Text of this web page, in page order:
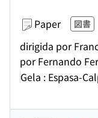
Paper 図書
dirigida por
por Fernando
Gela : Espasa-